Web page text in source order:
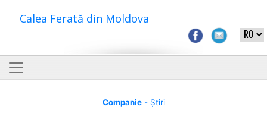
Calea Ferată din Moldova
Companie- Știri